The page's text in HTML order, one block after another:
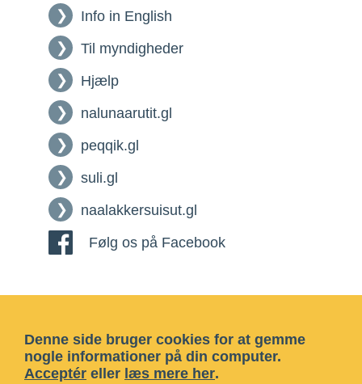
Info in English
Til myndigheder
Hjælp
nalunaarutit.gl
peqqik.gl
suli.gl
naalakkersuisut.gl
Følg os på Facebook
Denne side bruger cookies for at gemme
nogle informationer på din computer.
Acceptér eller læs mere her.